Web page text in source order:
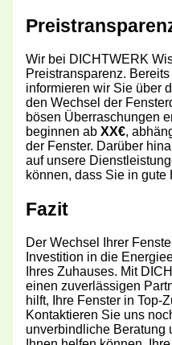
Wir bei DICHTWERK
Preistransparenz.
informieren wir Sie über
den Wechsel der
bösen Überraschungen
beginnen ab XX€,
der Fenster. Darüber
auf unsere
können, dass Sie in gute
Fazit
Der Wechsel Ihrer
Investition in die
Ihres Zuhauses. Mit
einen zuverlässigen
hilft, Ihre Fenster in Top-
Kontaktieren Sie uns
unverbindliche Beratung